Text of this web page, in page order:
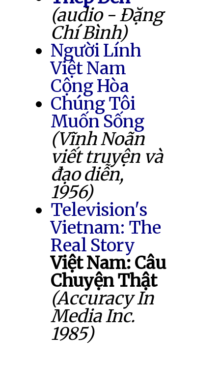
(audio - Đặng
Chí Bình)
Người Lính
Việt Nam
Cộng Hòa
Chúng Tôi
Muốn Sống
(Vĩnh Noãn
viết truyện và
đạo diễn,
1956)
Television's
Vietnam: The
Real Story
Việt Nam: Câu
Chuyện Thật
(Accuracy In
Media Inc.
1985)